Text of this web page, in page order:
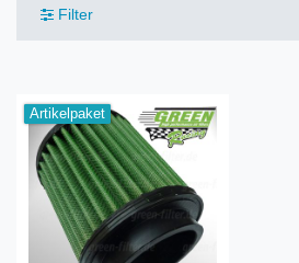
Filter
Artikelpaket